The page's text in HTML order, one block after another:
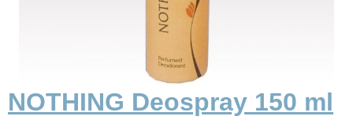
NOTHING Deospray 150 ml